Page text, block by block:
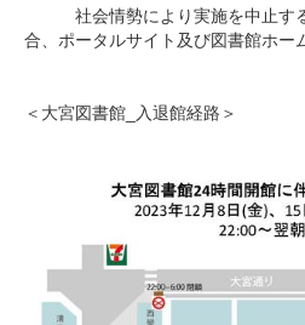
社会情勢により実施を中止する
合、ポータルサイト及び図書館ホー
＜大宮図書館_入退館経路＞